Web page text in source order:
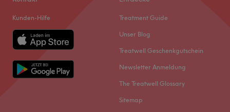
Kunden-Hilfe Treatment Guide
Unser Blog
Treatwell Geschenkgutschein
Newsletter Anmeldung
The Treatwell Glossary
Sitemap